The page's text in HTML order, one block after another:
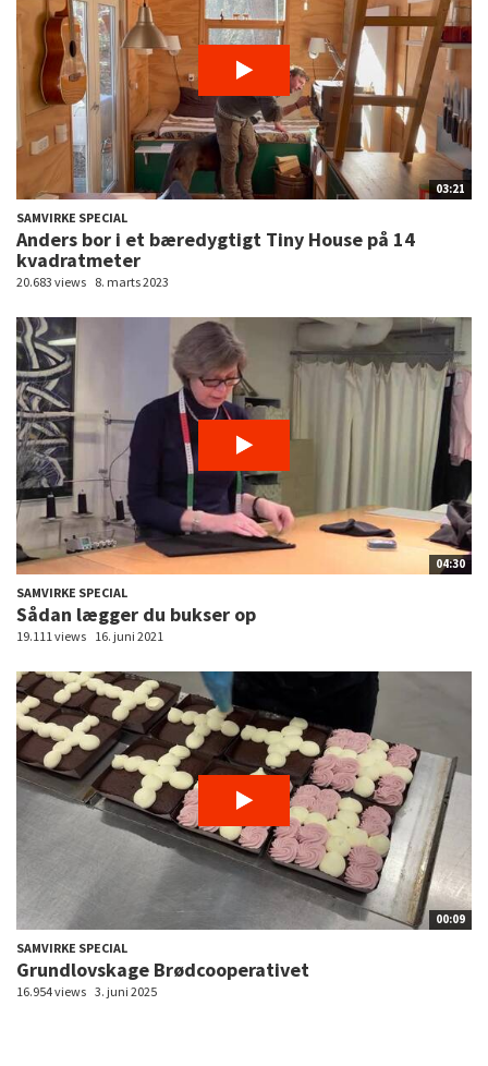
03:21
SAMVIRKE SPECIAL
Anders bor i et bæredygtigt Tiny House på 14
kvadratmeter
20.683 views 8. marts 2023
04:30
SAMVIRKE SPECIAL
Sådan lægger du bukser op
19.111 views 16. juni 2021
00:09
SAMVIRKE SPECIAL
Grundlovskage Brødcooperativet
16.954 views 3. juni 2025